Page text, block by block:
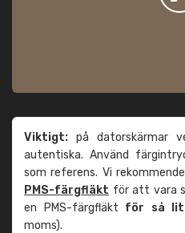
Viktigt: på datorskärmar
autentiska. Använd
som referens. Vi
PMS-färgfläkt för att vara
en PMS-färgfläkt för så
moms).